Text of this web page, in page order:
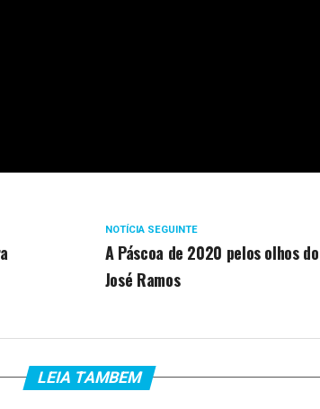
NOTÍCIA SEGUINTE
A Páscoa de 2020 pelos olhos
José Ramos
LEIA TAMBEM